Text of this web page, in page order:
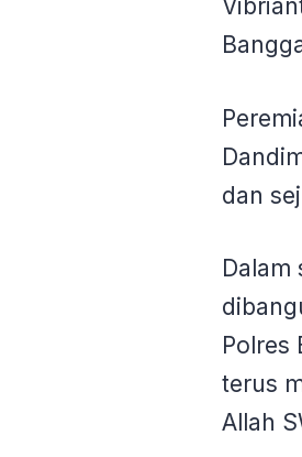
dan
Dalam
Polres
terus
Allah